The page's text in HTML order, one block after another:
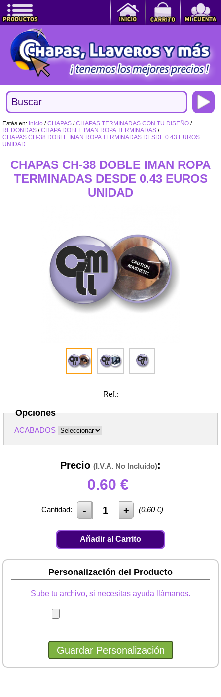
Estás en: Inicio /CHAPAS /CHAPAS TERMINADAS CON TU DISEÑO /
REDONDAS /CHAPA DOBLE IMAN ROPA TERMINADAS /
CHAPAS CH-38 DOBLE IMAN ROPA TERMINADAS DESDE 0.43 EUROS
UNIDAD
CHAPAS CH-38 DOBLE IMAN ROPA
TERMINADAS DESDE 0.43 EUROS
UNIDAD
Ref.:
Opciones
ACABADOS
Precio (I.V.A. No Incluido):
0.60 €
Cantidad: (0.60€)
Añadir al Carrito
Personalización del Producto
Sube tu archivo, si necesitas ayuda llámanos.